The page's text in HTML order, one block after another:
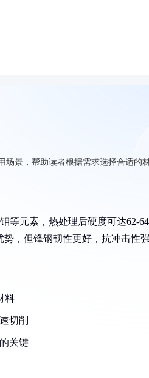
景，帮助读者根据需求选择合适的材
等元素，热处理后硬度可达62-
，但锋钢韧性更好，抗冲击性强
料
切削
关键